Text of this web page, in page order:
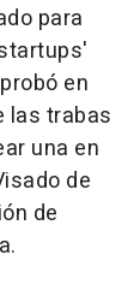
para
en
las trabas
una en
de
de